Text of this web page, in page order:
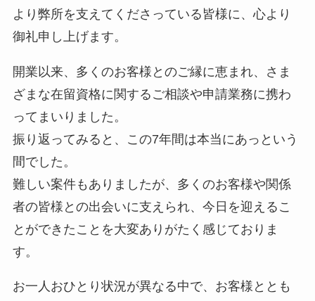
より弊所を支えてくださっている皆様に、心より
御礼申し上げます。
開業以来、多くのお客様とのご縁に恵まれ、さま
ざまな在留資格に関するご相談や申請業務に携わ
ってまいりました。
振り返ってみると、この7年間は本当にあっという
間でした。
難しい案件もありましたが、多くのお客様や関係
者の皆様との出会いに支えられ、今日を迎えるこ
とができたことを大変ありがたく感じておりま
す。
お一人おひとり状況が異なる中で、お客様ととも